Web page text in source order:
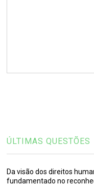
ÚLTIMAS QUESTÕES
Da visão dos direitos
fundamentado no